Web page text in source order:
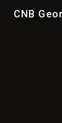
CNB